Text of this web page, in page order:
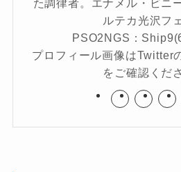
た調律者。エナメル・ビニ
ルテカ光沢フ
PSO2NGS：
プロフィール画像はTwitter
をご確認くだ